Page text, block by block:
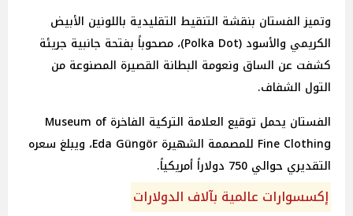
وتميز الفستان بنقشة التنقيط التقليدية باللونين الأبيض
الكريمي والأسود (Polka Dot)، مصحوباً بفتحة جانبية جريئة
كشفت عن الساق ونعومة البطانة القصيرة المصنوعة من
التول الشفاف.
الفستان يحمل توقيع العلامة التركية الفاخرة Museum of
Fine Clothing للمصممة الشهيرة Eda Güngör، ويبلغ سعره
التقديري حوالي 750 دولاراً أمريكياً.
إكسسوارات عالمية بآلاف الدولارات